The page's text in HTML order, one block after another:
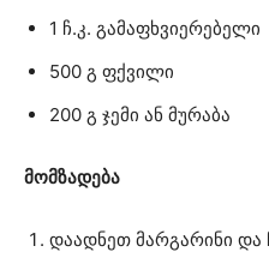
1 ჩ.კ. გამაფხვიერებელი
500 გ ფქვილი
200 გ ჯემი ან მურაბა
მომზადება
დაადნეთ მარგარინი და